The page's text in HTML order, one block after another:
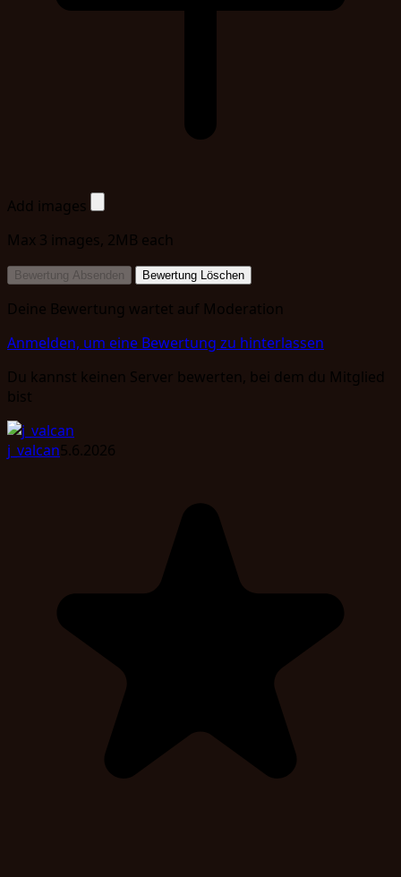
Add images
Max 3 images, 2MB each
Bewertung Absenden Bewertung Löschen
Deine Bewertung wartet auf Moderation
Anmelden, um eine Bewertung zu hinterlassen
Du kannst keinen Server bewerten, bei dem du Mitglied
bist
j_valcan5.6.2026